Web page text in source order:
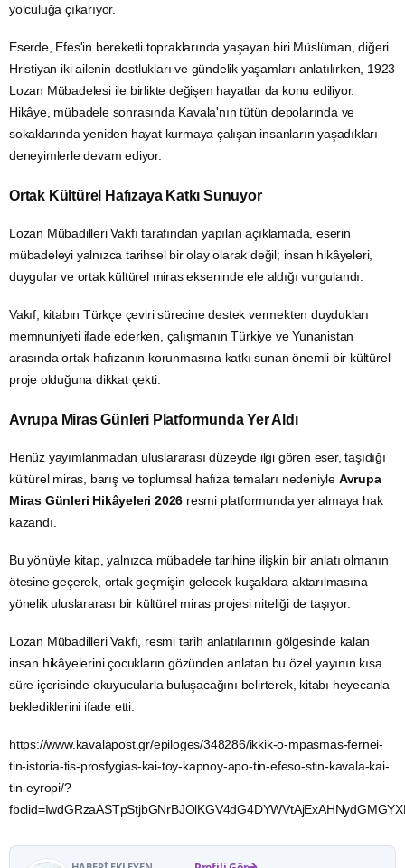
yolculuğa çıkarıyor.
Eserde, Efes'in bereketli topraklarında yaşayan biri Müslüman, diğeri
Hristiyan iki ailenin dostlukları ve gündelik yaşamları anlatılırken, 1923
Lozan Mübadelesi ile birlikte değişen hayatlar da konu ediliyor.
Hikâye, mübadele sonrasında Kavala'nın tütün depolarında ve
sokaklarında yeniden hayat kurmaya çalışan insanların yaşadıkları
deneyimlerle devam ediyor.
Ortak Kültürel Hafızaya Katkı Sunuyor
Lozan Mübadilleri Vakfı tarafından yapılan açıklamada, eserin
mübadeleyi yalnızca tarihsel bir olay olarak değil; insan hikâyeleri,
duygular ve ortak kültürel miras ekseninde ele aldığı vurgulandı.
Vakıf, kitabın Türkçe çeviri sürecine destek vermekten duydukları
memnuniyeti ifade ederken, çalışmanın Türkiye ve Yunanistan
arasında ortak hafızanın korunmasına katkı sunan önemli bir kültürel
proje olduğuna dikkat çekti.
Avrupa Miras Günleri Platformunda Yer Aldı
Henüz yayımlanmadan uluslararası düzeyde ilgi gören eser, taşıdığı
kültürel miras, barış ve toplumsal hafıza temaları nedeniyle Avrupa
Miras Günleri Hikâyeleri 2026 resmi platformunda yer almaya hak
kazandı.
Bu yönüyle kitap, yalnızca mübadele tarihine ilişkin bir anlatı olmanın
ötesine geçerek, ortak geçmişin gelecek kuşaklara aktarılmasına
yönelik uluslararası bir kültürel miras projesi niteliği de taşıyor.
Lozan Mübadilleri Vakfı, resmi tarih anlatılarının gölgesinde kalan
insan hikâyelerini çocukların gözünden anlatan bu özel yayının kısa
süre içerisinde okuyucularla buluşacağını belirterek, kitabı heyecanla
beklediklerini ifade etti.
https://www.kavalapost.gr/epiloges/348286/ikkik-o-mpasmas-fernei-
tin-istoria-tis-prosfygias-kai-toy-kapnoy-apo-tin-efeso-stin-kavala-kai-
tin-eyropi/?